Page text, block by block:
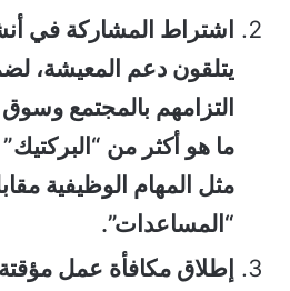
اشتراط المشاركة في
يتلقون دعم المعيشة،
التزامهم بالمجتمع
ما هو أكثر من
مثل المهام الوظيفية
“المساعدات”.
إطلاق مكافأة عمل